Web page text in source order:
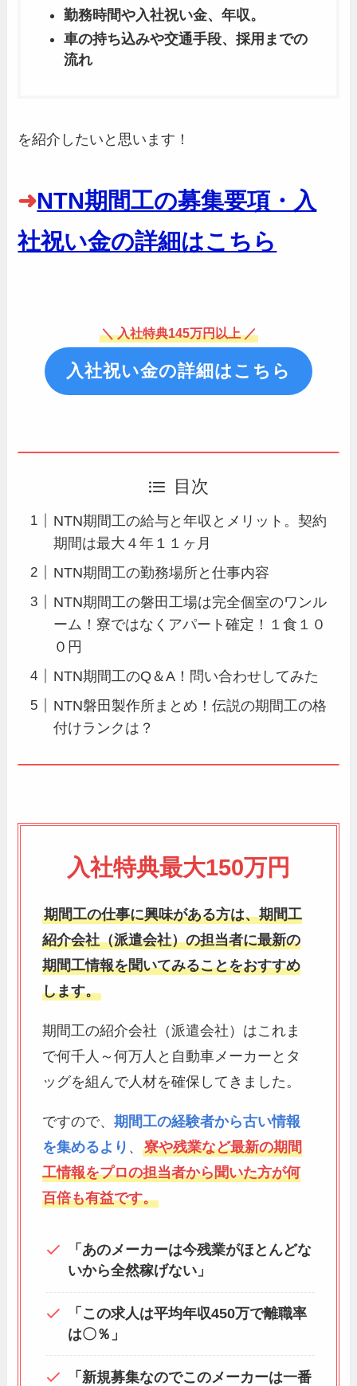
勤務時間や入社祝い金、年収。
車の持ち込みや交通手段、採用までの
流れ
を紹介したいと思います！
➜NTN期間工の募集要項・入
社祝い金の詳細はこちら
＼ 入社特典145万円以上 ／
入社祝い金の詳細はこちら
目次
NTN期間工の給与と年収とメリット。契約
期間は最大４年１１ヶ月
NTN期間工の勤務場所と仕事内容
NTN期間工の磐田工場は完全個室のワンル
ーム！寮ではなくアパート確定！１食１０
０円
NTN期間工のQ＆A！問い合わせしてみた
NTN磐田製作所まとめ！伝説の期間工の格
付けランクは？
入社特典最大150万円
期間工の仕事に興味がある方は、期間工
紹介会社（派遣会社）の担当者に最新の
期間工情報を聞いてみることをおすすめ
します。
期間工の紹介会社（派遣会社）はこれま
で何千人～何万人と自動車メーカーとタ
ッグを組んで人材を確保してきました。
ですので、期間工の経験者から古い情報
を集めるより 、寮や残業など最新の期間
工情報をプロの担当者から聞いた方が何
百倍も有益です。
「あのメーカーは今残業がほとんどな
いから全然稼げない」
「この求人は平均年収450万で離職率
は〇％」
「新規募集なのでこのメーカーは一番